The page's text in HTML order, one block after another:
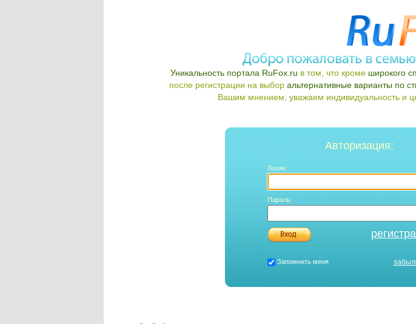
Уникальность портала RuFox.ru в том, что кроме широкого
после регистрации на выбор альтернативные варианты по
Вашим мнением, уважаем индивидуальность и
Авторизация:
Логин:
Пароль:
Запомнить меня